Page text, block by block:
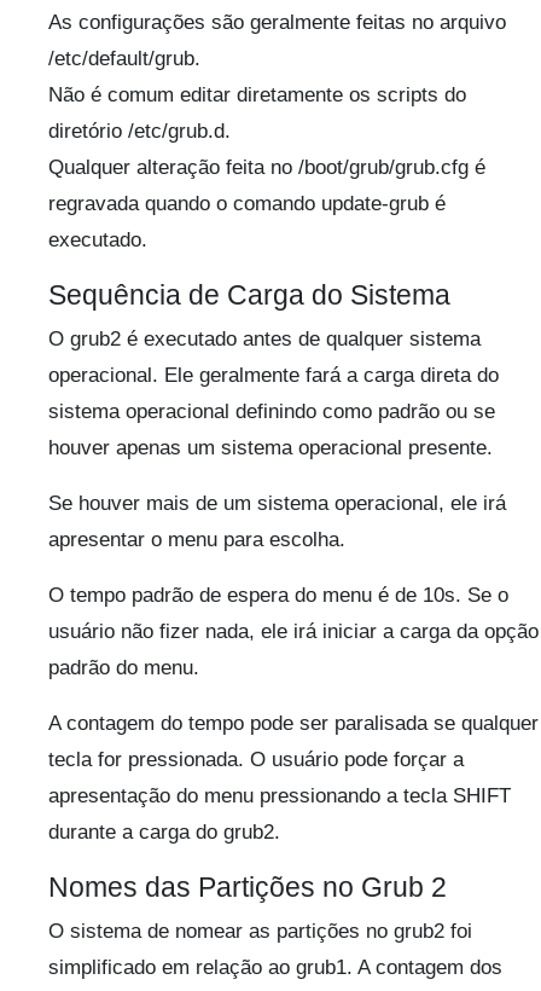
As configurações são geralmente feitas no arquivo
/etc/default/grub.
Não é comum editar diretamente os scripts do
diretório /etc/grub.d.
Qualquer alteração feita no /boot/grub/grub.cfg é
regravada quando o comando update-grub é
executado.
Sequência de Carga do Sistema
O grub2 é executado antes de qualquer sistema
operacional. Ele geralmente fará a carga direta do
sistema operacional definindo como padrão ou se
houver apenas um sistema operacional presente.
Se houver mais de um sistema operacional, ele irá
apresentar o menu para escolha.
O tempo padrão de espera do menu é de 10s. Se o
usuário não fizer nada, ele irá iniciar a carga da opção
padrão do menu.
A contagem do tempo pode ser paralisada se qualquer
tecla for pressionada. O usuário pode forçar a
apresentação do menu pressionando a tecla SHIFT
durante a carga do grub2.
Nomes das Partições no Grub 2
O sistema de nomear as partições no grub2 foi
simplificado em relação ao grub1. A contagem dos